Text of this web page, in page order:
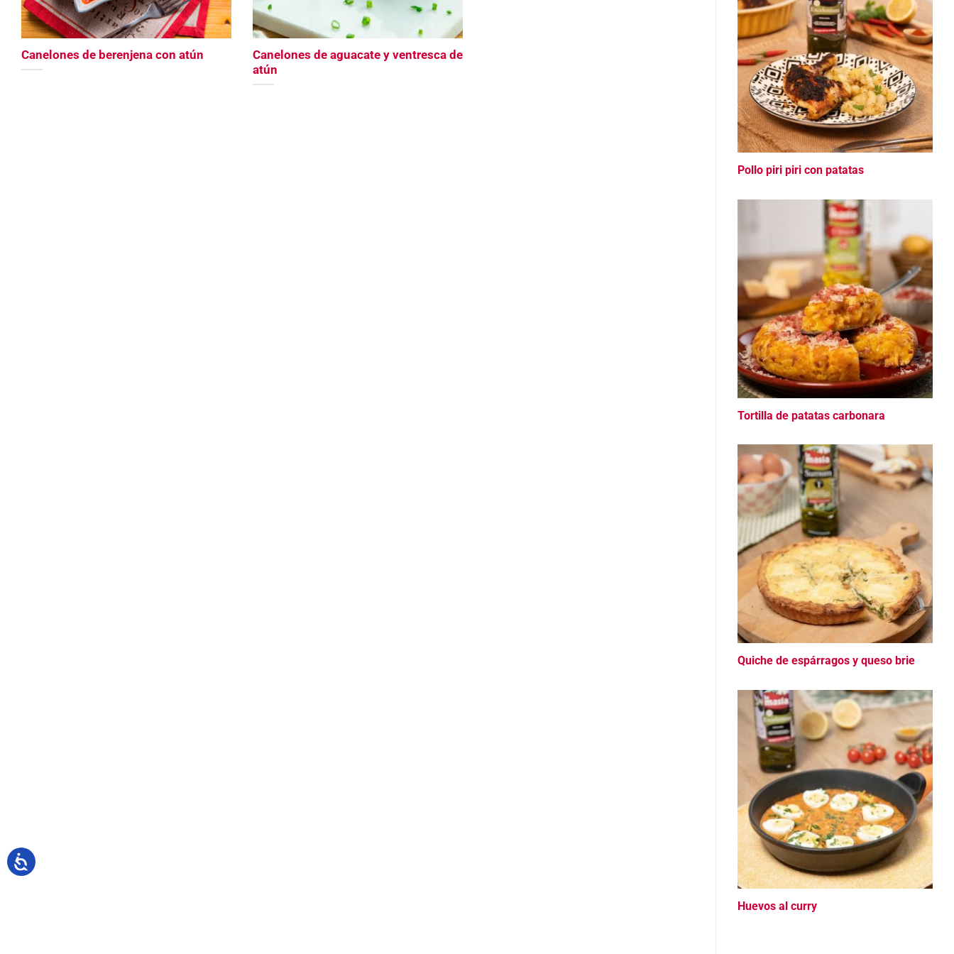
Canelones de berenjena con atún
Canelones de aguacate y ventresca de
atún
Pollo piri piri con patatas
Tortilla de patatas carbonara
Quiche de espárragos y queso brie
Huevos al curry